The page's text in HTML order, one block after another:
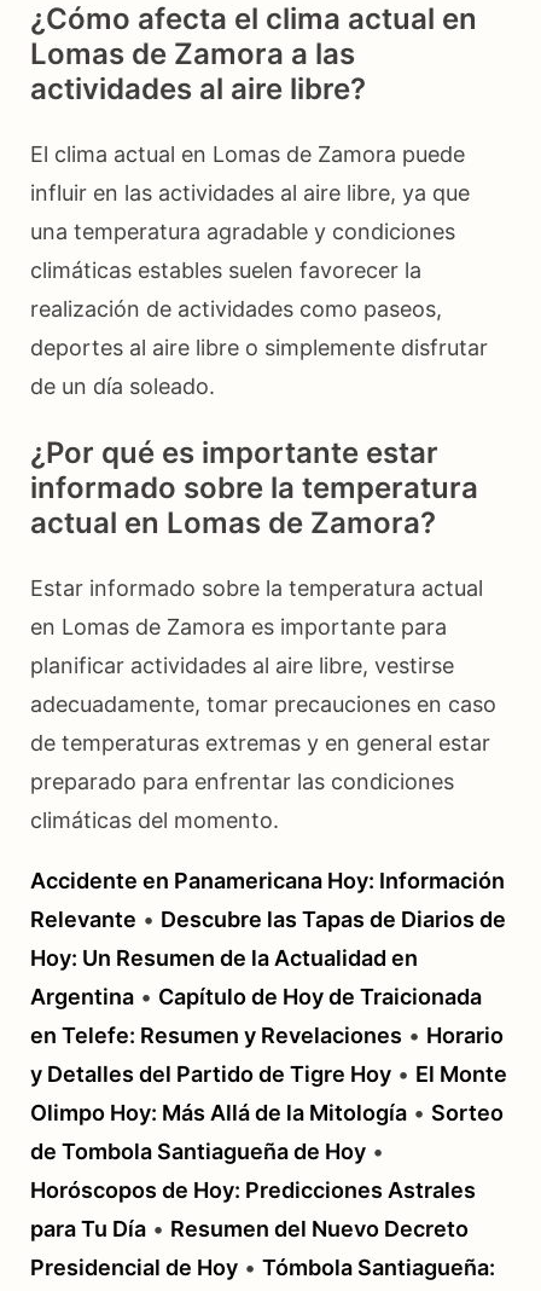
¿Cómo afecta el clima actual en
Lomas de Zamora a las
actividades al aire libre?
El clima actual en Lomas de Zamora puede
influir en las actividades al aire libre, ya que
una temperatura agradable y condiciones
climáticas estables suelen favorecer la
realización de actividades como paseos,
deportes al aire libre o simplemente disfrutar
de un día soleado.
¿Por qué es importante estar
informado sobre la temperatura
actual en Lomas de Zamora?
Estar informado sobre la temperatura actual
en Lomas de Zamora es importante para
planificar actividades al aire libre, vestirse
adecuadamente, tomar precauciones en caso
de temperaturas extremas y en general estar
preparado para enfrentar las condiciones
climáticas del momento.
Accidente en Panamericana Hoy: Información
Relevante • Descubre las Tapas de Diarios de
Hoy: Un Resumen de la Actualidad en
Argentina • Capítulo de Hoy de Traicionada
en Telefe: Resumen y Revelaciones • Horario
y Detalles del Partido de Tigre Hoy • El Monte
Olimpo Hoy: Más Allá de la Mitología • Sorteo
de Tombola Santiagueña de Hoy •
Horóscopos de Hoy: Predicciones Astrales
para Tu Día • Resumen del Nuevo Decreto
Presidencial de Hoy • Tómbola Santiagueña: